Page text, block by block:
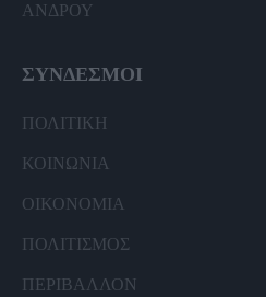
ΑΝΔΡΟΥ
ΣΥΝΔΕΣΜΟΙ
ΠΟΛΙΤΙΚΗ
ΚΟΙΝΩΝΙΑ
ΟΙΚΟΝΟΜΙΑ
ΠΟΛΙΤΙΣΜΟΣ
ΠΕΡΙΒΑΛΛΟΝ